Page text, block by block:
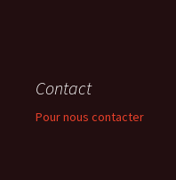
Contact
Pour nous contacter